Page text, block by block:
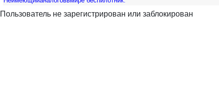
Пользователь не зарегистрирован или заблокирован